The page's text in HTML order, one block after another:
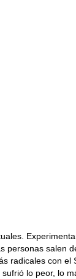
personas salen
radicales con el
lo peor, lo